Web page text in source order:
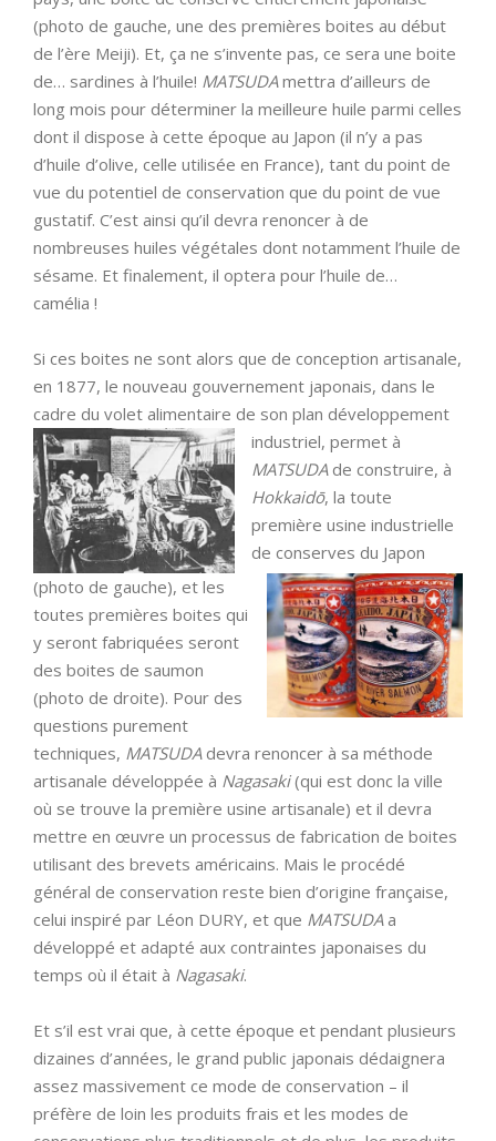
(photo de gauche, une des premières boites au début
de l’ère Meiji). Et, ça ne s’invente pas, ce sera une boite
de… sardines à l’huile! MATSUDAmettra d’ailleurs de
long mois pour déterminer la meilleure huile parmi celles
dont il dispose à cette époque au Japon (il n’y a pas
d’huile d’olive, celle utilisée en France), tant du point de
vue du potentiel de conservation que du point de vue
gustatif. C’est ainsi qu’il devra renoncer à de
nombreuses huiles végétales dont notamment l’huile de
sésame. Et finalement, il optera pour l’huile de…
camélia !
Si ces boites ne sont alors que de conception artisanale,
en 1877, le nouveau gouvernement japonais, dans le
cadre du volet alimentaire de son plan développement
industriel, permet à
MATSUDAde construire, à
Hokkaidō, la toute
première usine industrielle
de conserves du Japon
(photo de gauche), et les
toutes premières boites qui
y seront fabriquées seront
des boites de saumon
(photo de droite). Pour des
questions purement
techniques, MATSUDAdevra renoncer à sa méthode
artisanale développée à Nagasaki(qui est donc la ville
où se trouve la première usine artisanale) et il devra
mettre en œuvre un processus de fabrication de boites
utilisant des brevets américains. Mais le procédé
général de conservation reste bien d’origine française,
celui inspiré par Léon DURY, et que MATSUDAa
développé et adapté aux contraintes japonaises du
temps où il était à Nagasaki.
Et s’il est vrai que, à cette époque et pendant plusieurs
dizaines d’années, le grand public japonais dédaignera
assez massivement ce mode de conservation – il
préfère de loin les produits frais et les modes de